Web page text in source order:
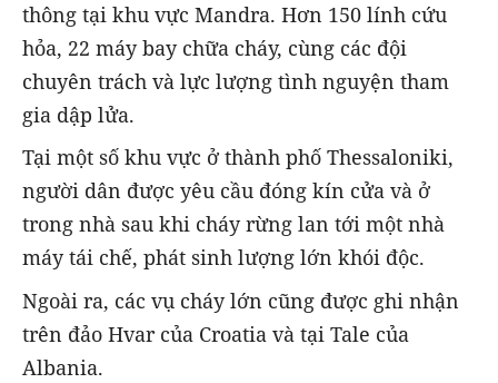
thông tại khu vực Mandra. Hơn 150 lính cứu
hỏa, 22 máy bay chữa cháy, cùng các đội
chuyên trách và lực lượng tình nguyện tham
gia dập lửa.
Tại một số khu vực ở thành phố Thessaloniki,
người dân được yêu cầu đóng kín cửa và ở
trong nhà sau khi cháy rừng lan tới một nhà
máy tái chế, phát sinh lượng lớn khói độc.
Ngoài ra, các vụ cháy lớn cũng được ghi nhận
trên đảo Hvar của Croatia và tại Tale của
Albania.